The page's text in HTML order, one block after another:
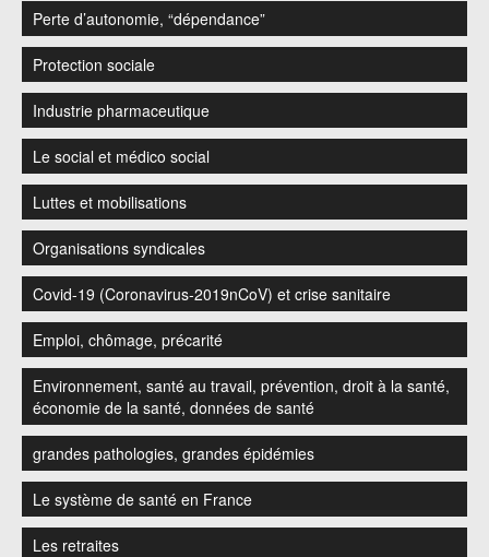
Perte d’autonomie, “dépendance”
Protection sociale
Industrie pharmaceutique
Le social et médico social
Luttes et mobilisations
Organisations syndicales
Covid-19 (Coronavirus-2019nCoV) et crise sanitaire
Emploi, chômage, précarité
Environnement, santé au travail, prévention, droit à la santé,
économie de la santé, données de santé
grandes pathologies, grandes épidémies
Le système de santé en France
Les retraites